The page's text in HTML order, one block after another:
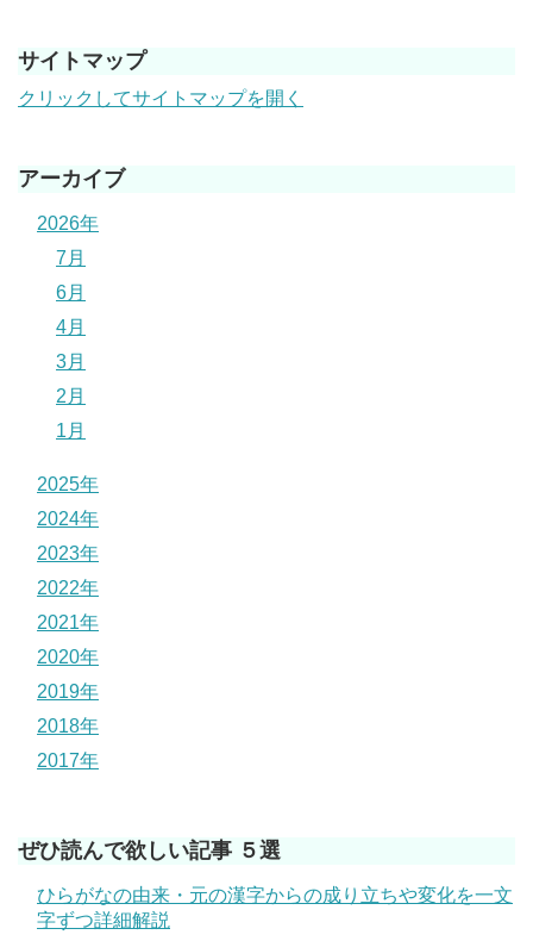
サイトマップ
クリックしてサイトマップを開く
アーカイブ
2026年
7月
6月
4月
3月
2月
1月
2025年
2024年
2023年
2022年
2021年
2020年
2019年
2018年
2017年
ぜひ読んで欲しい記事 ５選
ひらがなの由来・元の漢字からの成り立ちや変化を一文
字ずつ詳細解説